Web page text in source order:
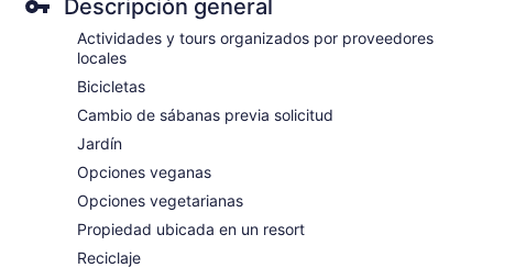
Descripción general
Actividades y tours organizados por proveedores
locales
Bicicletas
Cambio de sábanas previa solicitud
Jardín
Opciones veganas
Opciones vegetarianas
Propiedad ubicada en un resort
Reciclaje